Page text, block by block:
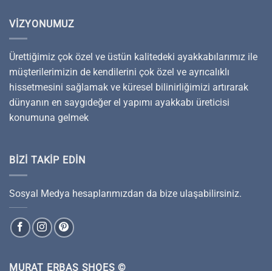
VIZYONUMUZ
Ürettiğimiz çok özel ve üstün kalitedeki ayakkabılarımız ile
müşterilerimizin de kendilerini çok özel ve ayrıcalıklı
hissetmesini sağlamak ve küresel bilinirliğimizi artırarak
dünyanın en saygıdeğer el yapımı ayakkabı üreticisi
konumuna gelmek
BIZI TAKIP EDIN
Sosyal Medya hesaplarımızdan da bize ulaşabilirsiniz.
MURAT ERBAŞ SHOES ©